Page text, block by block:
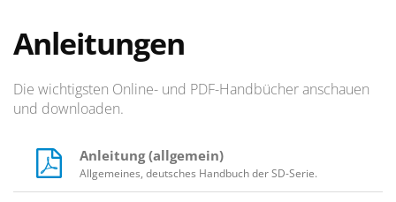
Anleitungen
Die wichtigsten Online- und PDF-Handbücher anschauen
und downloaden.
Anleitung (allgemein)
Allgemeines, deutsches Handbuch der SD-Serie.